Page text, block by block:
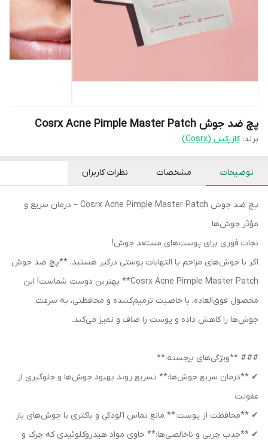
پچ ضد جوش Cosrx Acne Pimple Master Patch
برند: کازرکس (Cosrx)
توضیحات مشخصات نظرات کاربران
پچ ضد جوش Cosrx Acne Pimple Master Patch – درمان سریع و
مؤثر جوش‌ها
نجات فوری برای پوست‌های مستعد جوش!
اگر با جوش‌های مزاحم یا التهابات پوستی درگیر هستید، **پچ ضد جوش
Cosrx Acne Pimple Master Patch** بهترین دوست شماست! این
محصول فوق‌العاده، با خاصیت ترمیم‌کننده و محافظتی، به سرعت
جوش‌ها را کاهش داده و پوست را صاف و تمیز می‌کند.
### **ویژگی‌های برجسته:**
✔ **درمان سریع جوش‌ها:** تسریع روند بهبود جوش‌ها و جلوگیری از
عفونت
✔ **محافظت از پوست:** مانع تماس آلودگی و باکتری با جوش‌های باز
✔ **جذب چربی و ناخالصی‌ها:** حاوی مواد هیدروکلوئیدی که چرک و